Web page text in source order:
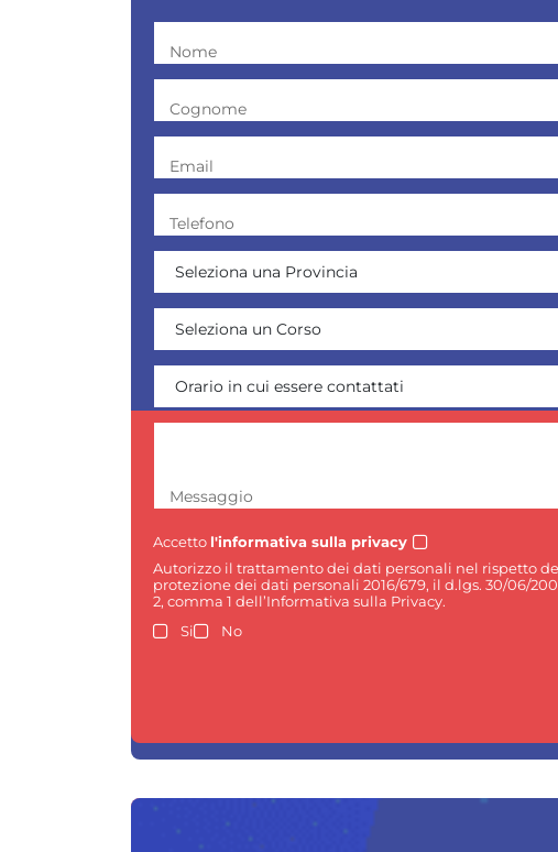
Nome
Cognome
Email
Telefono
Messaggio
Accetto l'informativa sulla privacy
Autorizzo il trattamento dei dati personali nel rispetto
protezione dei dati personali 2016/679, il d.lgs. 30/06/
2, comma 1 dell’Informativa sulla Privacy.
Si
No